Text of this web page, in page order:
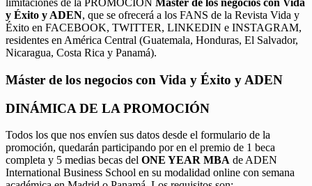
limitaciones de la PROMOCIÓN Máster de los negocios con Vida
y Éxito y ADEN, que se ofrecerá a los FANS de la Revista Vida y
Éxito en FACEBOOK, TWITTER, LINKEDIN e INSTAGRAM,
residentes en América Central (Guatemala, Honduras, El Salvador,
Nicaragua, Costa Rica y Panamá).
Máster de los negocios con Vida y Éxito y ADEN
DINÁMICA DE LA PROMOCIÓN
Todos los que nos envíen sus datos desde el formulario de la
promoción, quedarán participando por en el premio de 1 beca
completa y 5 medias becas del ONE YEAR MBA de ADEN
International Business School en su modalidad online con semana